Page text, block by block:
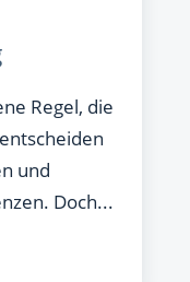
Regel, die
und
Doch...